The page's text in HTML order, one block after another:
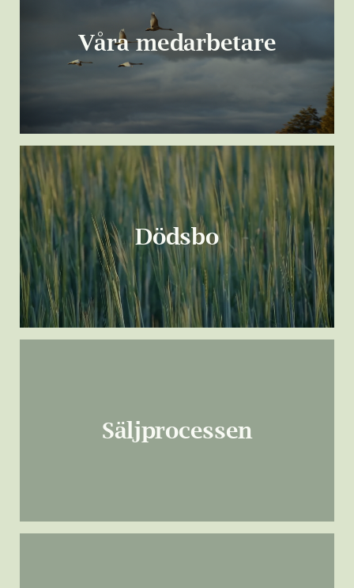
Våra medarbetare
Dödsbo
Säljprocessen